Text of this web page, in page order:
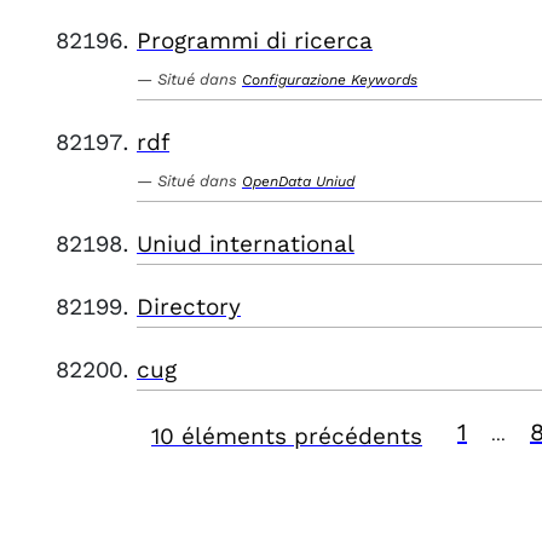
Programmi di ricerca
Situé dans Configurazione Keywords
rdf
Situé dans OpenData Uniud
Uniud international
Directory
cug
10 éléments précédents 1